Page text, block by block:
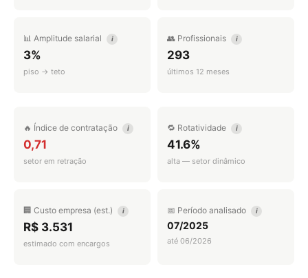
📊 Amplitude salarial i
3%
piso → teto
👥 Profissionais i
293
últimos 12 meses
🔥 Índice de contratação i
0,71
setor em retração
🔁 Rotatividade i
41.6%
alta — setor dinâmico
🏢 Custo empresa (est.) i
R$ 3.531
estimado com encargos
📅 Período analisado i
07/2025
até 06/2026